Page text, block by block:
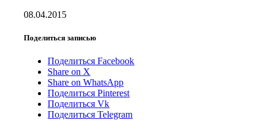
08.04.2015
Поделиться записью
Поделиться Facebook
Share on X
Share on WhatsApp
Поделиться Pinterest
Поделиться Vk
Поделиться Telegram